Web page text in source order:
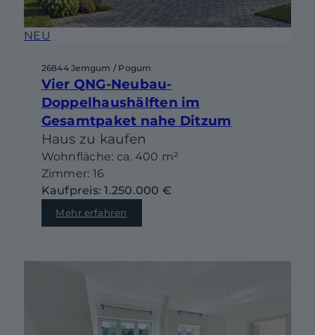
NEU
26844 Jemgum / Pogum
Vier QNG-Neubau-
Doppelhaushälften im
Gesamtpaket nahe Ditzum
Haus zu kaufen
Wohnfläche: ca. 400 m²
Zimmer: 16
Kaufpreis: 1.250.000 €
Mehr erfahren